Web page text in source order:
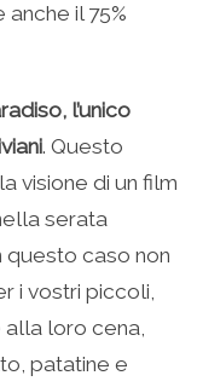
il 75%
l’unico
. Questo
visione di un film
serata
questo caso non
i vostri piccoli,
alla loro cena,
patatine e